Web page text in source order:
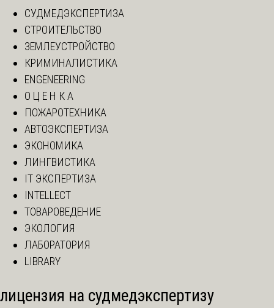
СУДМЕДЭКСПЕРТИЗА
СТРОИТЕЛЬСТВО
ЗЕМЛЕУСТРОЙСТВО
КРИМИНАЛИСТИКА
ENGENEERING
О Ц Е Н К А
ПОЖАРОТЕХНИКА
АВТОЭКСПЕРТИЗА
ЭКОНОМИКА
ЛИНГВИСТИКА
IT ЭКСПЕРТИЗА
INTELLECT
ТОВАРОВЕДЕНИЕ
ЭКОЛОГИЯ
ЛАБОРАТОРИЯ
LIBRARY
лицензия на судмедэкспертизу